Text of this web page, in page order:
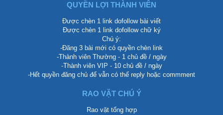
QUYỀN LỢI THÀNH VIÊN
Được chèn 1 link dofollow bài viết
Được chèn 1 link dofollow chữ ký
Chú ý:
-Đăng 3 bài mới có quyền chèn link
-Thành viên Thường - 1 chủ đề / ngày
-Thành viên VIP - 10 chủ đề / ngày
-Hết quyền đăng chủ để vẫn có thể reply hoặc commment
RAO VẶT CHÚ Ý
Rao vặt tổng hợp